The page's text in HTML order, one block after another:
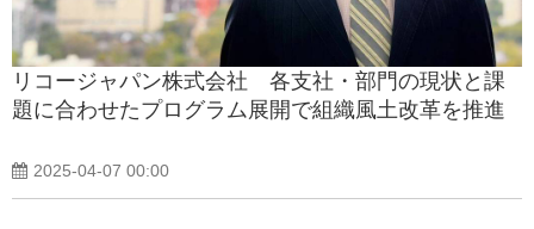
リコージャパン株式会社 各支社・部門の現状と課
題に合わせたプログラム展開で組織風土改革を推進
2025-04-07 00:00